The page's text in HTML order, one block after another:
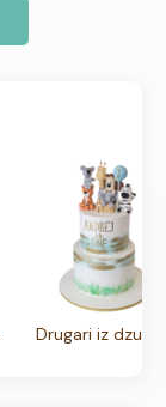
Drugari iz